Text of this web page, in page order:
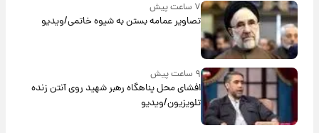
۷ ساعت پیش
تصاویر عمامه بستن به شیوه خاتمی/ویدیو
۹ ساعت پیش
افشای محل پناهگاه‌ رهبر شهید روی آنتن زنده
تلویزیون/ویدیو